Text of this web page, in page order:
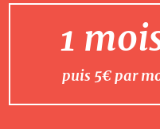
1
puis 5€ par